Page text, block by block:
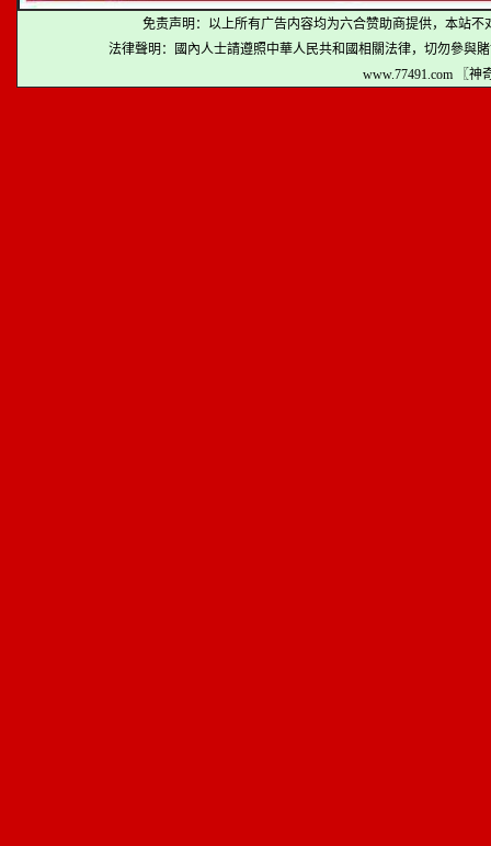
免责声明：以上所有广告内容均为六合赞助商提供，本站
法律聲明：國內人士請遵照中華人民共和國相關法律，切勿參與
www.77491.com 〖神